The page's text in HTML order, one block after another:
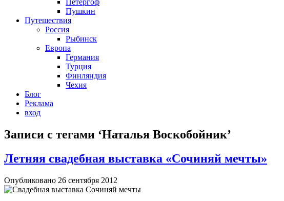
Петергоф
Пушкин
Путешествия
Россия
Рыбинск
Европа
Германия
Турция
Финляндия
Чехия
Блог
Реклама
вход
Записи с тегами ‘Наталья Воскобойник’
Летняя свадебная выставка «Сочиняй мечты»
Опубликовано 26 сентября 2012